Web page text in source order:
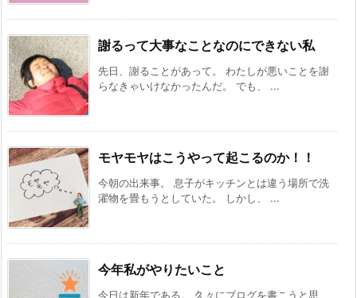
謝るって大事なことなのにできない私
先日、謝ることがあって。 わたしが悪いことを謝
らなきゃいけなかったんだ。 でも、 ...
モヤモヤはこうやって起こるのか！！
今朝の出来事。 息子がキッチンとは違う場所で洗
濯物を畳もうとしていた。 しかし、 ...
今年私がやりたいこと
今日は新年である。 久々にブログを書こうと思